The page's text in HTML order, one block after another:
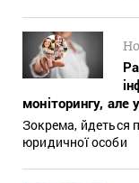
моніторингу,
Зокрема, йдеться
юридичної особи